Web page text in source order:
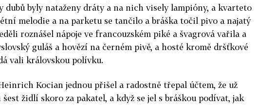
dubů byly nataženy dráty a na nich visely lampióny, a kvarteto
melodie a na parketu se tančilo a bráška točil pivo a najatý
roznášel nápoje ve francouzském piké a švagrová vařila a
guláš a hovězí na černém pivě, a hosté kromě dršťkové
vali královskou polívku.
Kocian jednou přišel a radostně třepal účtem, že už
židlí skoro za pakatel, a když se jel s bráškou po­dívat, jak